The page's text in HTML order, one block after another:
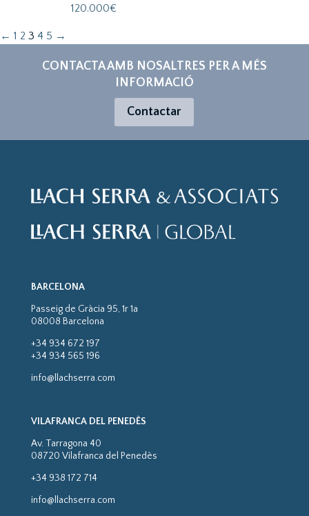
120.000€
← 1 2 3 4 5 →
CONTACTA AMB NOSALTRES PER A MÉS
INFORMACIÓ
Contactar
BARCELONA
Passeig de Gràcia 95, 1r 1a
08008 Barcelona
+34 934 672 197
+34 934 565 196
info@llachserra.com
VILAFRANCA DEL PENEDÈS
Av. Tarragona 40
08720 Vilafranca del Penedès
+34 938 172 714
info@llachserra.com